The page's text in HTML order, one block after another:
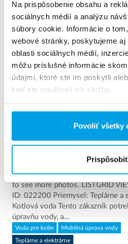
Na prispôsobenie obsahu a
sociálnych médií a analýzu
súbory cookie. Informácie o
webové stránky, poskytujeme
oblasti sociálnych médií,
môžu príslušné informácie
údajmi, ktoré ste im poskytli
keď ste používali ich služby.
Povoliť všetky
kontajneroch rozme...
2 x 60 m³/h ultra čistej vody pre
kontajneroch rozmerov 6 x 40’ 1
to see more photos. LISTGRID
ID: 022200 Priemysel: Teplárne a
Kotlová voda Tento zákazník
úpravňu vody, a...
Voda pre kotle Mobilná úprava vody
Teplárne a elektrárne